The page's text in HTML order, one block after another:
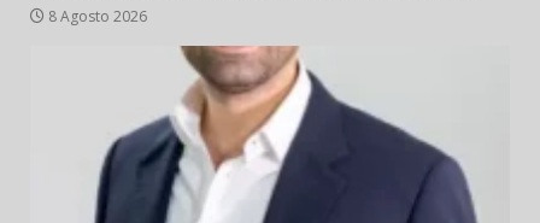
8 Agosto 2026